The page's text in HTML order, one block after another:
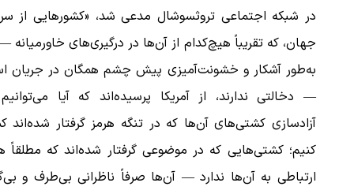
در شبکه اجتماعی تروثسوشال مدعی شد، «کشورهایی از
جهان، که تقریباً هیچ‌کدام از آن‌ها در درگیری‌های خاورمیانه
به‌طور آشکار و خشونت‌آمیزی پیش چشم همگان در جریان
— دخالتی ندارند، از آمریکا پرسیده‌اند که آیا
آزادسازی کشتی‌های آن‌ها که در تنگه هرمز گرفتار شده‌اند
کنیم؛ کشتی‌هایی که در موضوعی گرفتار شده‌اند که مطلقاً
ارتباطی به آن‌ها ندارد — آن‌ها صرفاً ناظرانی بی‌طرف و